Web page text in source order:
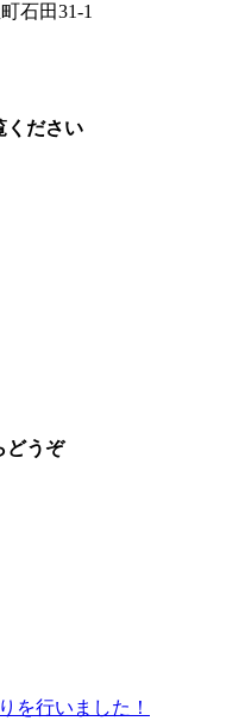
石田31-1
ください
どうぞ
を行いました！